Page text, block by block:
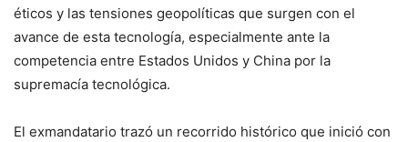
éticos y las tensiones geopolíticas que surgen con el
avance de esta tecnología, especialmente ante la
competencia entre Estados Unidos y China por la
supremacía tecnológica.
El exmandatario trazó un recorrido histórico que inició con